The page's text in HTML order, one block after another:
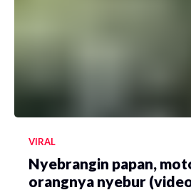
VIRAL
Nyebrangin papan,
orangnya nyebur